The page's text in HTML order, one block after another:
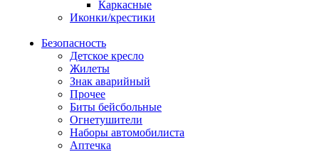
Каркасные
Иконки/крестики
Безопасность
Детское кресло
Жилеты
Знак аварийный
Прочее
Биты бейсбольные
Огнетушители
Наборы автомобилиста
Аптечка